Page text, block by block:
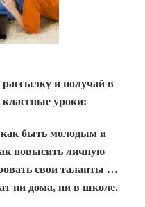
и получай в
уроки:
как быть молодым и
повысить личную
свои таланты …
ни дома, ни в школе.